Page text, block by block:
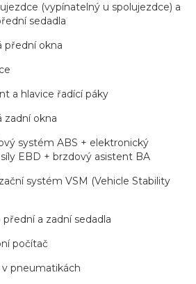
(vypínatelný u spolujezdce) a
sedadla
přední okna
a hlavice řadící páky
zadní okna
systém ABS + elektronický
EBD + brzdový asistent BA
systém VSM (Vehicle Stability
a zadní sedadla
počítač
pneumatikách